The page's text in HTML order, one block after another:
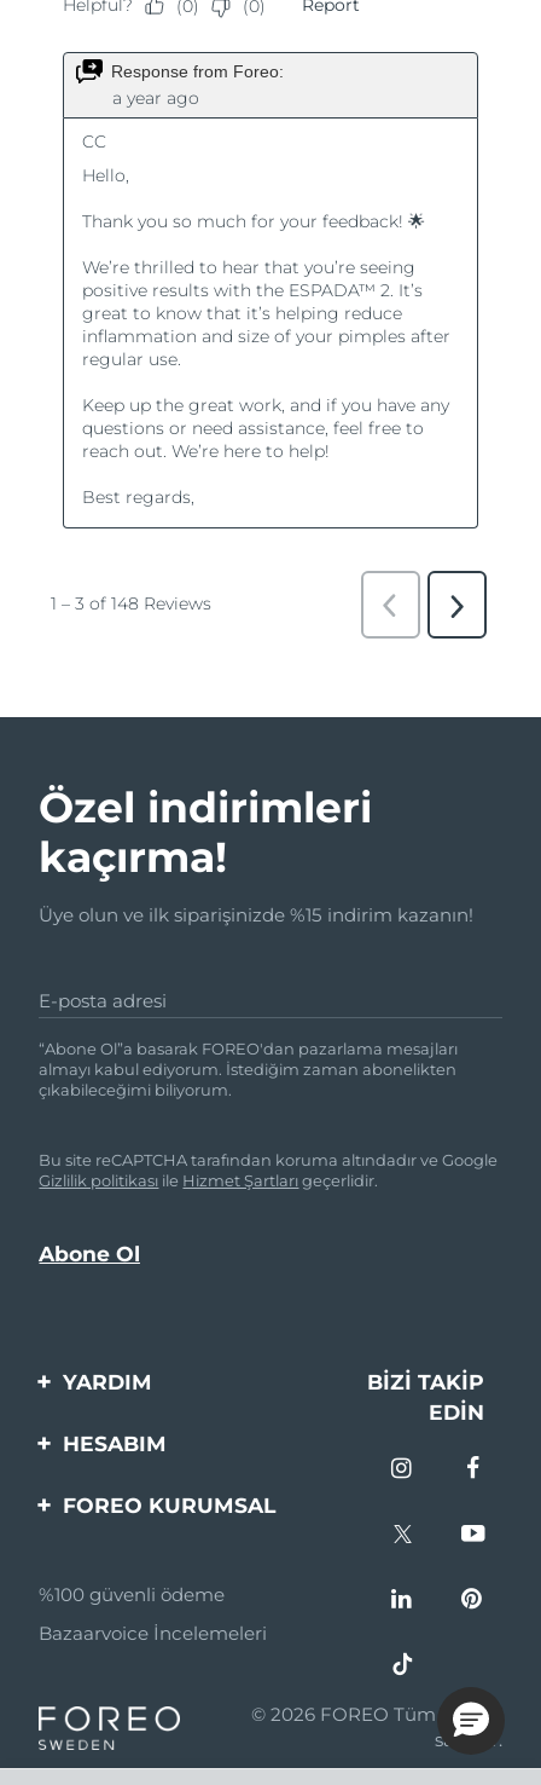
Özel indirimleri
kaçırma!
Üye olun ve ilk siparişinizde %15 indirim kazanın!
E-posta adresi
“Abone Ol”a basarak FOREO'dan pazarlama mesajları
almayı kabul ediyorum. İstediğim zaman abonelikten
çıkabileceğimi biliyorum.
Bu site reCAPTCHA tarafından koruma altındadır ve Google
Gizlilik politikası ile Hizmet Şartlarıgeçerlidir.
YARDIM
Bi̇zi̇mle İleti̇şi̇me Geçi̇n
BIZI TAKIP
EDIN
HESABIM
Ürün Kaydı
FOREO KURUMSAL
Ortaklik Programi
Ortaklık haberleri
Perakende Satış
Ortakları
%100 güvenli ödeme
Bazaarvoice İncelemeleri
© 2026 FOREO Tüm hakları
saklıdır.